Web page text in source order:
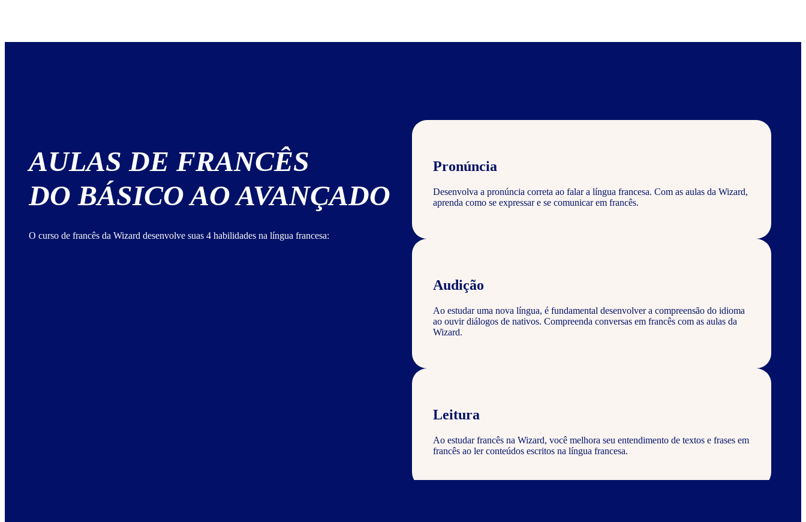
AULAS DE FRANCÊS
DO BÁSICO AO AVANÇADO
O curso de francês da Wizard desenvolve suas 4 habilidades na língua francesa:
Pronúncia
Desenvolva a pronúncia correta ao falar a língua francesa. Com as aulas da Wizard,
aprenda como se expressar e se comunicar em francês.
Audição
Ao estudar uma nova língua, é fundamental desenvolver a compreensão do idioma
ao ouvir diálogos de nativos. Compreenda conversas em francês com as aulas da
Wizard.
Leitura
Ao estudar francês na Wizard, você melhora seu entendimento de textos e frases em
francês ao ler conteúdos escritos na língua francesa.